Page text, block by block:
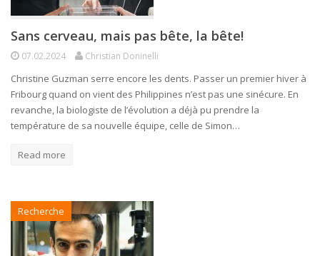
Sans cerveau, mais pas bête, la bête!
07.02.2024 Christian Doninelli
Christine Guzman serre encore les dents. Passer un premier hiver à
Fribourg quand on vient des Philippines n’est pas une sinécure. En
revanche, la biologiste de l’évolution a déjà pu prendre la
température de sa nouvelle équipe, celle de Simon…
Read more
Recherche